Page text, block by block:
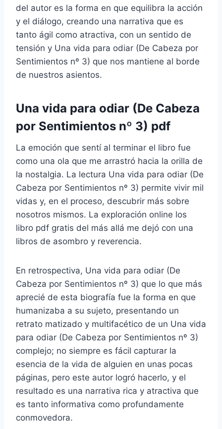
del autor es la forma en que equilibra la acción
y el diálogo, creando una narrativa que es
tanto ágil como atractiva, con un sentido de
tensión y Una vida para odiar (De Cabeza por
Sentimientos nº 3) que nos mantiene al borde
de nuestros asientos.
Una vida para odiar (De Cabeza
por Sentimientos nº 3) pdf
La emoción que sentí al terminar el libro fue
como una ola que me arrastró hacia la orilla de
la nostalgia. La lectura Una vida para odiar (De
Cabeza por Sentimientos nº 3) permite vivir mil
vidas y, en el proceso, descubrir más sobre
nosotros mismos. La exploración online los
libro pdf gratis del más allá me dejó con una
libros de asombro y reverencia.
En retrospectiva, Una vida para odiar (De
Cabeza por Sentimientos nº 3) que lo que más
aprecié de esta biografía fue la forma en que
humanizaba a su sujeto, presentando un
retrato matizado y multifacético de un Una vida
para odiar (De Cabeza por Sentimientos nº 3)
complejo; no siempre es fácil capturar la
esencia de la vida de alguien en unas pocas
páginas, pero este autor logró hacerlo, y el
resultado es una narrativa rica y atractiva que
es tanto informativa como profundamente
conmovedora.